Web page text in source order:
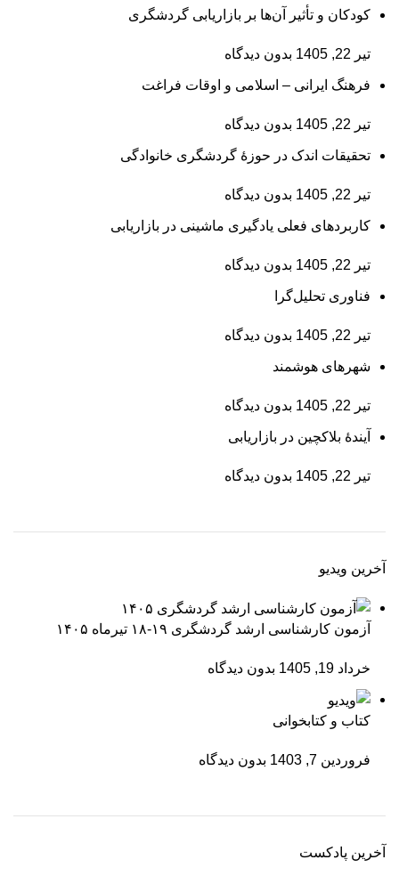
کودکان و تأثیر آن‌ها بر بازاریابی گردشگری
تیر 22, 1405 بدون دیدگاه
فرهنگ ایرانی – اسلامی و اوقات فراغت
تیر 22, 1405 بدون دیدگاه
تحقیقات اندک در حوزۀ گردشگری خانوادگی
تیر 22, 1405 بدون دیدگاه
کاربردهای فعلی یادگیری ماشینی در بازاریابی
تیر 22, 1405 بدون دیدگاه
فناوری تحلیل‌گرا
تیر 22, 1405 بدون دیدگاه
شهرهای هوشمند
تیر 22, 1405 بدون دیدگاه
آیندۀ بلاکچین در بازاریابی
تیر 22, 1405 بدون دیدگاه
آخرین ویدیو
آزمون کارشناسی ارشد گردشگری ۱۹-۱۸ تیرماه ۱۴۰۵
خرداد 19, 1405 بدون دیدگاه
کتاب و کتابخوانی
فروردین 7, 1403 بدون دیدگاه
آخرین پادکست